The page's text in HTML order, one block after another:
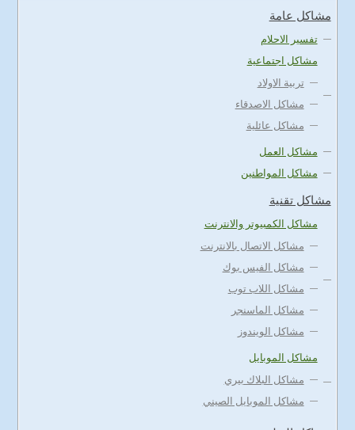
مشاكل عامة
تفسير الاحلام
مشاكل اجتماعية
تربية الاولاد
مشاكل الاصدقاء
مشاكل عائلية
مشاكل العمل
مشاكل المواطنين
مشاكل تقنية
مشاكل الكمبيوتر والانترنت
مشاكل الاتصال بالانترنت
مشاكل الفيس بوك
مشاكل اللاب توب
مشاكل الماسنجر
مشاكل الويندوز
مشاكل الموبايل
مشاكل البلاك بيري
مشاكل الموبايل الصيني